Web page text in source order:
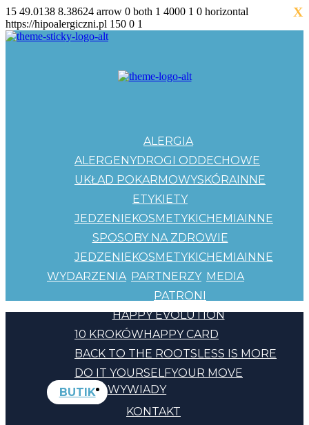
15 49.0138 8.38624 arrow 0 both 1 4000 1 0 horizontal
https://hipoalergiczni.pl 150 0 1
ALERGIA
ALERGENYDROGI ODDECHOWE
UKŁAD POKARMOWYSKÓRAINNE
ETYKIETY
JEDZENIEKOSMETYKICHEMIAINNE
SPOSOBY NA ZDROWIE
JEDZENIEKOSMETYKICHEMIAINNE
WYDARZENIA PARTNERZY
PATRONI
MEDIA
HAPPY EVOLUTION
10 KROKÓWHAPPY CARD
BACK TO THE ROOTSLESS IS MORE
DO IT YOURSELFYOUR MOVE
BUTIK
KONTAKT
WYWIADY
X